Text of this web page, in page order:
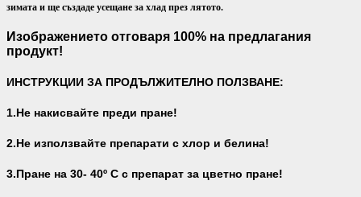
зимата и ще създаде усещане за хлад през лятото.
Изображението отговаря 100% на предлагания
продукт!
ИНСТРУКЦИИ ЗА ПРОДЪЛЖИТЕЛНО ПОЛЗВАНЕ:
1.Не накисвайте преди пране!
2.Не използвайте препарати с хлор и белина!
3.Пране на 30- 40º С с препарат за цветно пране!